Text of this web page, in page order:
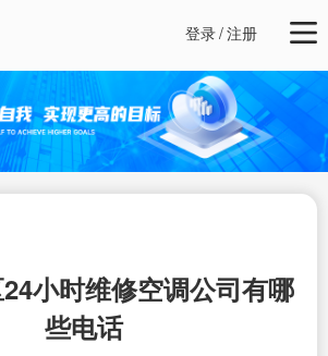
登录/注册
小时维修空调公司有哪
些电话